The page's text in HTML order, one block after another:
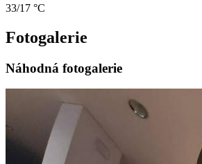
33/17 °C
Fotogalerie
Náhodná fotogalerie